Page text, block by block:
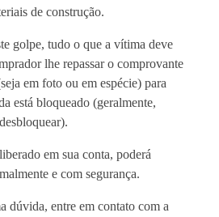
de construção.
golpe, tudo o que a vítima deve
lhe repassar o comprovante
em foto ou em espécie) para
está bloqueado (geralmente,
em sua conta, poderá
e com segurança.
dúvida, entre em contato com a